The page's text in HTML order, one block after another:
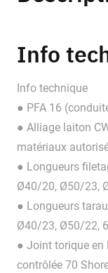
Info
Info technique
● PFA 16
● Alliage laiton
matériaux
● Longueurs
Ø40/20, Ø50/23,
● Longueurs
Ø40/23, Ø50/22,
● Joint torique en
contrôlée 70